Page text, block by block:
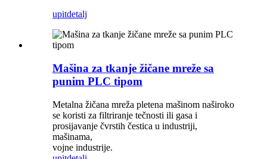
upitdetalj
Mašina za tkanje žičane mreže sa
punim PLC tipom
Metalna žičana mreža pletena mašinom naširoko
se koristi za filtriranje tečnosti ili gasa i
prosijavanje čvrstih čestica u industriji,
mašinama,
vojne industrije.